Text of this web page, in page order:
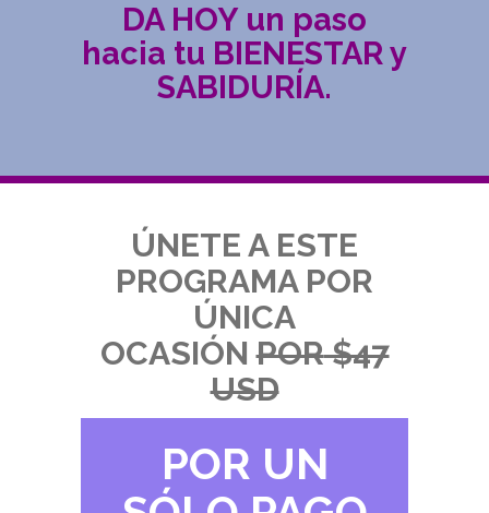
DA HOY un paso
hacia tu BIENESTAR y
SABIDURÍA.
ÚNETE A ESTE
PROGRAMA POR
ÚNICA
OCASIÓN POR$47
USD
POR UN